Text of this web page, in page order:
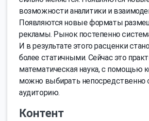
возможности аналитики и
Появляются новые форматы
рекламы. Рынок постепенно
И в результате этого расценки
более статичными. Сейчас это
математическая наука, с помощью
можно выбирать непосредственно
аудиторию.
Контент